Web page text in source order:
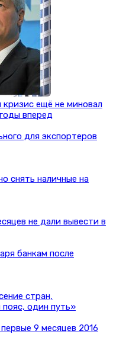
кризис ещё не миновал
вперед
для экспортеров
снять наличные на
не дали вывести в
банкам после
стран,
один путь»
9 месяцев 2016